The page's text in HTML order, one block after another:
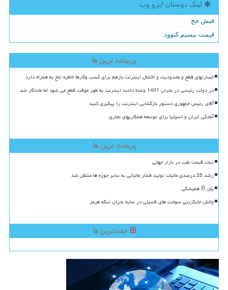
لینک دوستان ایزو وب
فیش حج
قیمت بیسیم کنوود
پربیننده ترین ها
خسارتهای قطع و محدودیت و اختلال اینترنت بازهم برای کسب وکارها خاطره تلخ به همراه دارد
در دولت رئیسی در بحران 1401 وعده دادند اینترنت به طور موقت قطع می شود اما ماندگار شد
آقای رئیس جمهوری دستور بازگشایی اینترنت را پیگیری کنید
آمادگی ایران و اسپانیا برای توسعه همکاریهای تجاری
پربحث ترین ها
ثبات قیمت نفت در بازار جهانی
رشد 25 درصدی مالیات تولید فشار مالیاتی به سایر حوزه ها منتقل شد
پلن B همیشگی
چالش جایگزینی سوخت های فسیلی در سایه بحران تنگه هرمز
جدیدترین ها